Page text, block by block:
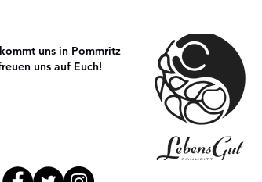
uns in Pommritz
uns auf Euch!